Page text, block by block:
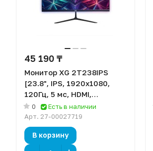
45 190 ₸
Монитор XG 2T238IPS
[23.8", IPS, 1920x1080,
120Гц, 5 мс, HDMI,
DisplayPort, VGA (D-Sub)]
0
Есть в наличии
Арт. 27-00027719
В корзину